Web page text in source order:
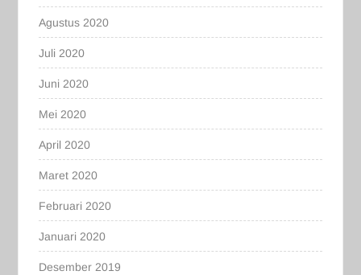
Agustus 2020
Juli 2020
Juni 2020
Mei 2020
April 2020
Maret 2020
Februari 2020
Januari 2020
Desember 2019